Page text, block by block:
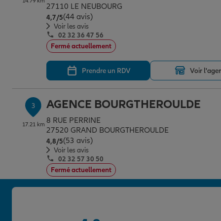
27110 LE NEUBOURG
4,7/5Note de 4.7 sur 5
(44 avis)
Voir les avis
02 32 36 47 56
Fermé actuellement
Prendre un RDV Voir
3
17.21 km
AGENCE BOURGTHEROULDE
8 RUE PERRINE
27520 GRAND BOURGTHEROULDE
4,8/5Note de 4.8 sur 5
(53 avis)
Voir les avis
02 32 57 30 50
Fermé actuellement